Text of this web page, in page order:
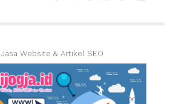
Jasa Website & Artikel SEO